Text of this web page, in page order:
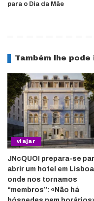
para o Dia da Mãe
Também lhe
viajar
JNcQUOI prepara-se
abrir um hotel em Lisboa
onde nos tornamos
“membros”: «Não há